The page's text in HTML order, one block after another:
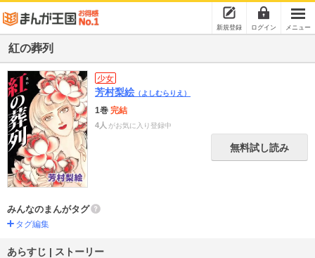
新規登録 ログイン メニュー
紅の葬列
少女
芳村梨絵 （よしむらりえ）
1巻 完結
4人 がお気に入り登録中
無料試し読み
みんなのまんがタグ
タグ編集
あらすじ | ストーリー